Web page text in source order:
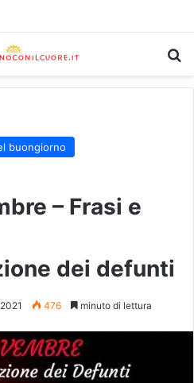
buongiorno
– Frasi e
dei defunti
476 minuto di lettura